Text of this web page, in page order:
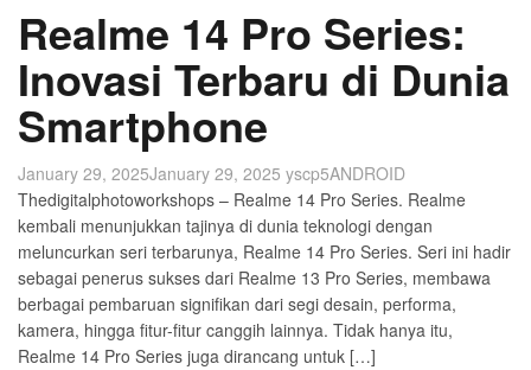
Realme 14 Pro Series:
Inovasi Terbaru di Dunia
Smartphone
January 29, 2025January 29, 2025 yscp5ANDROID
Thedigitalphotoworkshops – Realme 14 Pro Series. Realme
kembali menunjukkan tajinya di dunia teknologi dengan
meluncurkan seri terbarunya, Realme 14 Pro Series. Seri ini hadir
sebagai penerus sukses dari Realme 13 Pro Series, membawa
berbagai pembaruan signifikan dari segi desain, performa,
kamera, hingga fitur-fitur canggih lainnya. Tidak hanya itu,
Realme 14 Pro Series juga dirancang untuk […]